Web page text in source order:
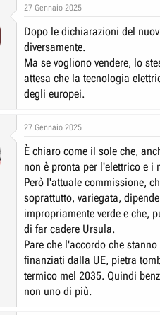
c
i
o
n
s
:
27 Gennaio 2025
Dopo le dichiarazioni del
diversamente.
Ma se vogliono vendere, lo
attesa che la tecnologia
degli europei.
27 Gennaio 2025
È chiaro come il sole che,
non è pronta per l'elettrico e i
Però l'attuale commissione,
soprattutto, variegata,
impropriamente verde e che,
di far cadere Ursula.
Pare che l'accordo che
finanziati dalla UE, pietra
termico mel 2035. Quindi
non uno di più.